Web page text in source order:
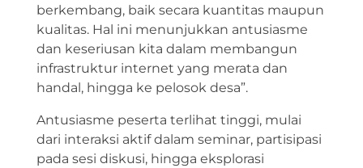
berkembang, baik secara kuantitas maupun
kualitas. Hal ini menunjukkan antusiasme
dan keseriusan kita dalam membangun
infrastruktur internet yang merata dan
handal, hingga ke pelosok desa”.
Antusiasme peserta terlihat tinggi, mulai
dari interaksi aktif dalam seminar, partisipasi
pada sesi diskusi, hingga eksplorasi